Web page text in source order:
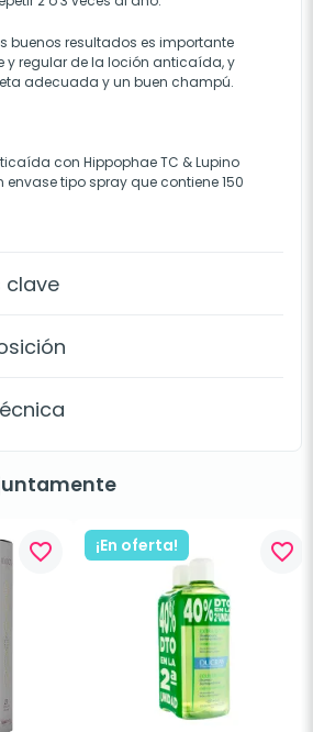
buenos resultados es importante
y regular de la loción anticaída, y
adecuada y un buen champú.
con Hippophae TC & Lupino
envase tipo spray que contiene 150
clave
favorite_border ¡En oferta! favorite_border